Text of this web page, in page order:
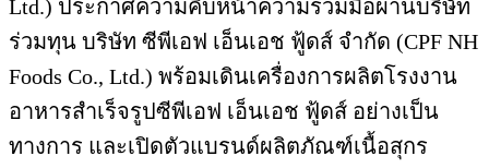
Ltd.) ประกาศความคืบหน้าความร่วมมือผ่านบริษัท
ร่วมทุน บริษัท ซีพีเอฟ เอ็นเอช ฟู้ดส์ จำกัด (CPF NH
Foods Co., Ltd.) พร้อมเดินเครื่องการผลิตโรงงาน
อาหารสำเร็จรูปซีพีเอฟ เอ็นเอช ฟู้ดส์ อย่างเป็น
ทางการ และเปิดตัวแบรนด์ผลิตภัณฑ์เนื้อสุกร